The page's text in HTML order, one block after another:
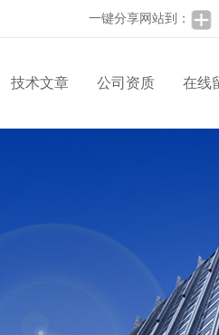
一键分享网站到：
技术文章 公司资质 在线